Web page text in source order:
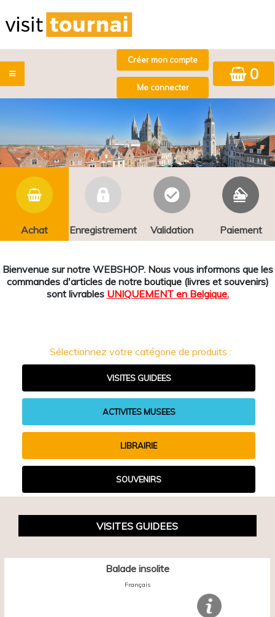
0
Achat Enregistrement Validation Paiement
Bienvenue sur notre WEBSHOP. Nous vous informons que les
commandes d'articles de notre boutique (livres et souvenirs)
sont livrables UNIQUEMENT en Belgique.
Sélectionnez votre catégorie de produits :
VISITES GUIDEES
ACTIVITES MUSEES
LIBRAIRIE
SOUVENIRS
VISITES GUIDEES
Balade insolite
Français